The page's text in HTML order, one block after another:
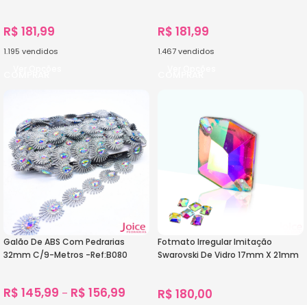
R$ 181,99
1.195 vendidos
R$ 181,99
1.467vendidos
Galão De ABS Com Pedrarias
32mm C/9-Metros -Ref:B080
R$ 145,99 – R$ 156,99
Fotmato Irregular Imitação
Swarovski De Vidro 17mm X 21mm
R$ 180,00